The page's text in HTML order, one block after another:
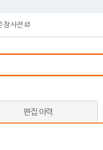
창 사전
편집 이력